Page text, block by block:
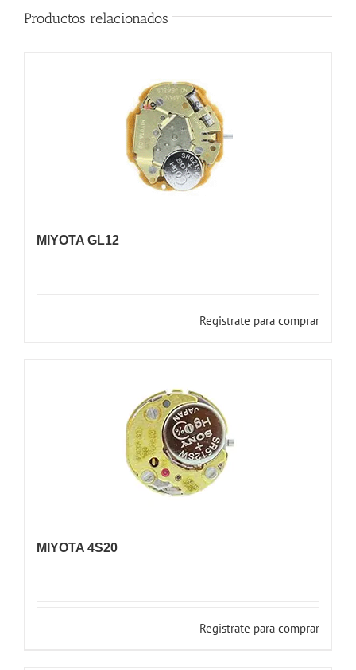
Productos relacionados
MIYOTA GL12
Registrate para comprar
MIYOTA 4S20
Registrate para comprar